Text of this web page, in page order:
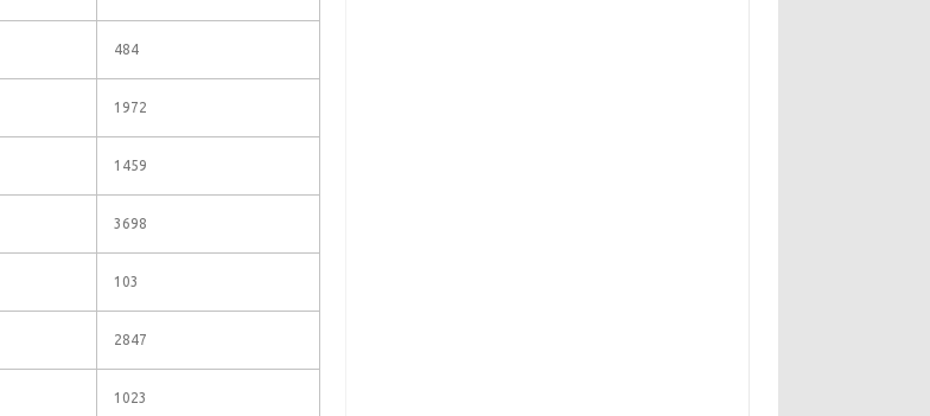
484
1972
1459
3698
103
2847
1023